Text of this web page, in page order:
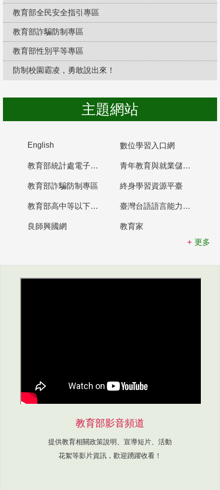
教育部全民安全指引專區
教育部詐騙防制專區
教育部性別平等專區
防制校園霸凌，勇敢說出來！
主題網站
English 數位學習入口網
教育部統計處電子書櫃 青年教育與就業儲蓄帳戶
教育部詐騙防制專區 終身學習資源平臺
教育部高中等以下學校及幼兒園教師資格檢定考試 臺灣台語語言能力認證網站
良師興國網
教育家
更多
教育部影音頻道
提供教育相關政策說明、宣導短片、活動
花絮等影片資訊，歡迎踴躍收看！